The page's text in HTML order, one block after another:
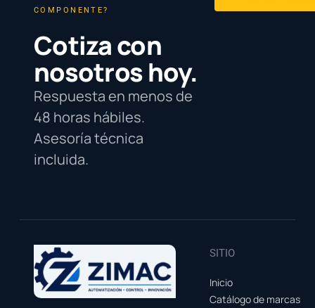
COMPONENTE?
Cotiza con
nosotros hoy.
Respuesta en menos de
48 horas hábiles.
Asesoría técnica
incluida.
SITIO
Inicio
Catálogo de marcas